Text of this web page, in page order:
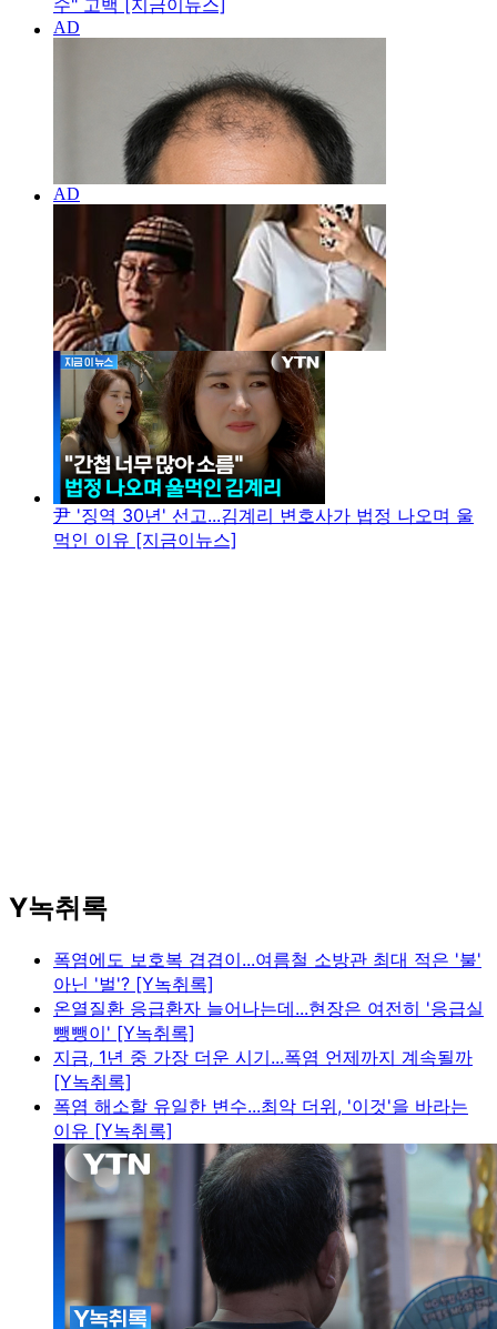
수" 고백 [지금이뉴스]
尹 '징역 30년' 선고...김계리 변호사가 법정 나오며 울
먹인 이유 [지금이뉴스]
Y녹취록
폭염에도 보호복 겹겹이...여름철 소방관 최대 적은 '불'
아닌 '벌'? [Y녹취록]
온열질환 응급환자 늘어나는데...현장은 여전히 '응급실
뺑뺑이' [Y녹취록]
지금, 1년 중 가장 더운 시기...폭염 언제까지 계속될까
[Y녹취록]
폭염 해소할 유일한 변수...최악 더위, '이것'을 바라는
이유 [Y녹취록]